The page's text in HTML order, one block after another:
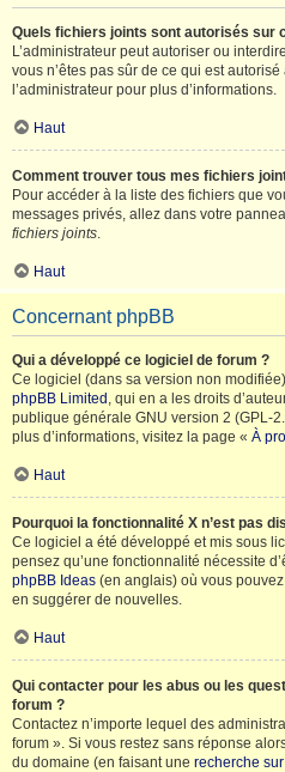
Quels fichiers joints sont autorisés sur
L’administrateur peut autoriser ou
vous n’êtes pas sûr de ce qui est
l’administrateur pour plus d’informations.
Haut
Comment trouver tous mes fichiers
Pour accéder à la liste des fichiers que
messages privés, allez dans votre
fichiers joints.
Haut
Concernant phpBB
Qui a développé ce logiciel de forum ?
Ce logiciel (dans sa version non
phpBB Limited , qui en a les droits
publique générale GNU version 2 (GPL-
plus d’informations, visitez la page « À
Haut
Pourquoi la fonctionnalité X n’est pas
Ce logiciel a été développé et mis sous
pensez qu’une fonctionnalité nécessite
phpBB Ideas (en anglais) où vous
en suggérer de nouvelles.
Haut
Qui contacter pour les abus ou les
forum ?
Contactez n’importe lequel des
forum ». Si vous restez sans réponse
du domaine (en faisant une recherche